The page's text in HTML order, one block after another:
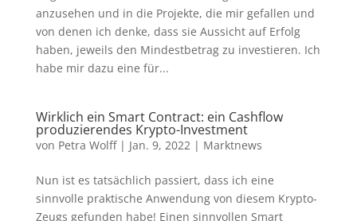
anzusehen und in die Projekte, die mir gefallen und
von denen ich denke, dass sie Aussicht auf Erfolg
haben, jeweils den Mindestbetrag zu investieren. Ich
habe mir dazu eine für...
Wirklich ein Smart Contract: ein Cashflow
produzierendes Krypto-Investment
von Petra Wolff| Jan. 9, 2022| Marktnews
Nun ist es tatsächlich passiert, dass ich eine
sinnvolle praktische Anwendung von diesem Krypto-
Zeugs gefunden habe! Einen sinnvollen Smart